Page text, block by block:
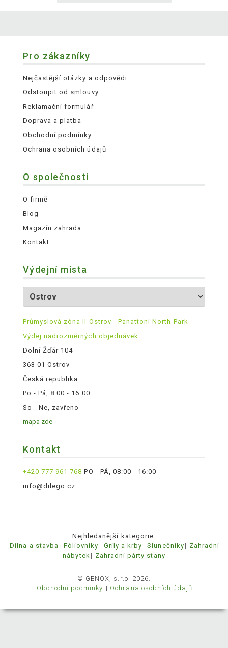
Pro zákazníky
Nejčastější otázky a odpovědi
Odstoupit od smlouvy
Reklamační formulář
Doprava a platba
Obchodní podmínky
Ochrana osobních údajů
O společnosti
O firmě
Blog
Magazín zahrada
Kontakt
Výdejní místa
Průmyslová zóna II Ostrov - Panattoni North Park -
Výdej nadrozměrných objednávek
Dolní Žďár 104
363 01 Ostrov
Česká republika
Po - Pá, 8:00 - 16:00
So - Ne, zavřeno
mapa zde
Kontakt
+420 777 961 768 PO - PÁ, 08:00 - 16:00
info@dilego.cz
Nejhledanější kategorie:
Dílna a stavba
Fóliovníky Grily a krby Slunečníky
Zahradní
nábytek
Zahradní párty stany
© GENOX, s.r.o. 2026.
Obchodní podmínky
Ochrana osobních údajů